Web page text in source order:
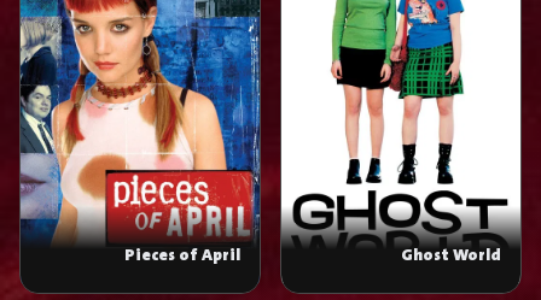
Ghost World
Pieces of April